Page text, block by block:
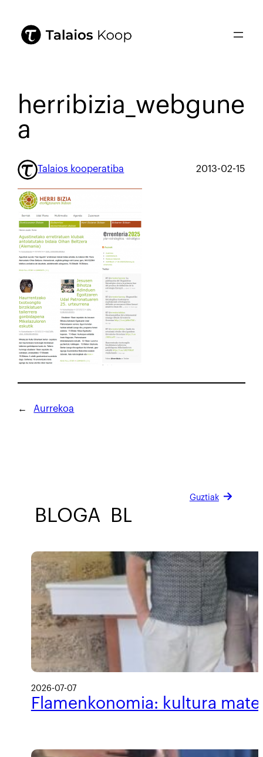
herribizia_webgune
a
Talaios kooperatiba 2013-02-15
← Aurrekoa
BLOGA BLOGA
Guztiak
2026-07-07
Flamenkonomia: kultura